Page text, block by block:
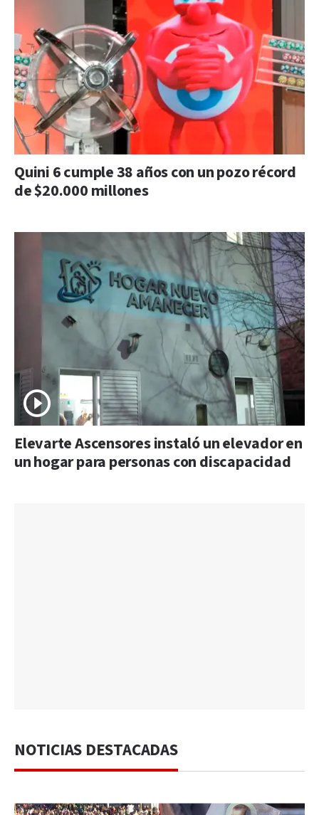
Quini 6 cumple 38 años con un pozo récord
de $20.000 millones
Elevarte Ascensores instaló un elevador en
un hogar para personas con discapacidad
NOTICIAS DESTACADAS